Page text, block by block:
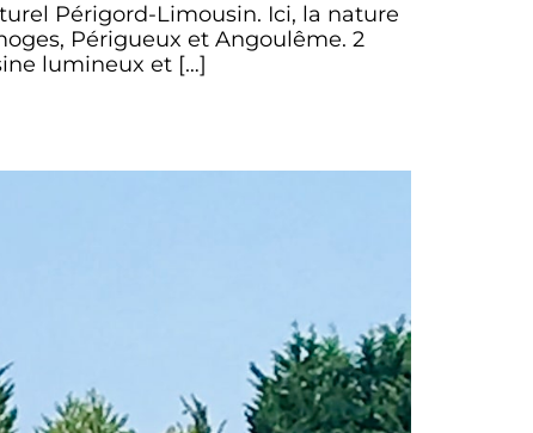
Périgord-Limousin. Ici, la nature
Périgueux et Angoulême. 2
lumineux et […]